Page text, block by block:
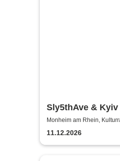
Sly5thAve &
Orchestra
Monheim am Rhein,
11.12.2026